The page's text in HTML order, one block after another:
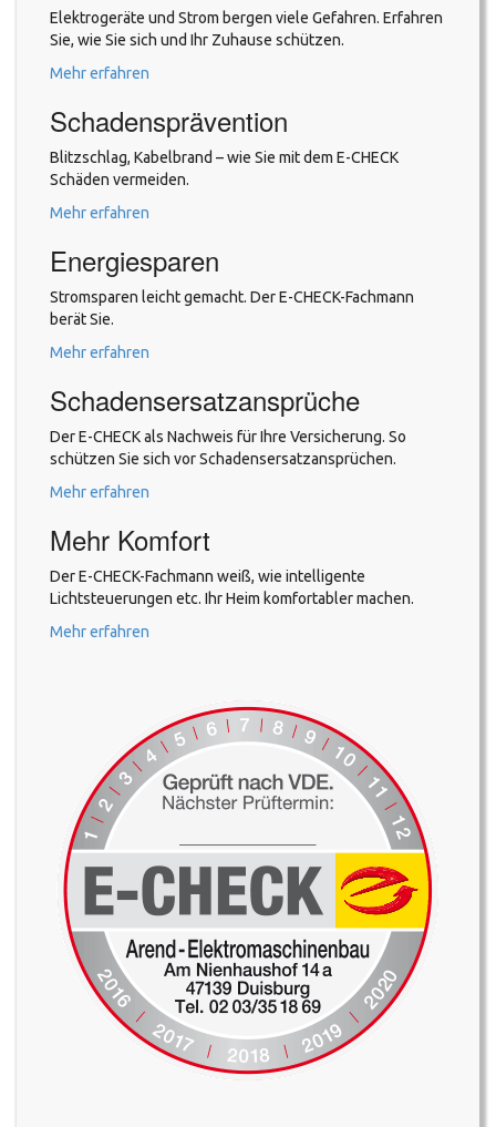
Elektrogeräte und Strom bergen viele Gefahren. Erfahren
Sie, wie Sie sich und Ihr Zuhause schützen.
Mehr erfahren
Schadensprävention
Blitzschlag, Kabelbrand – wie Sie mit dem E-CHECK
Schäden vermeiden.
Mehr erfahren
Energiesparen
Stromsparen leicht gemacht. Der E-CHECK-Fachmann
berät Sie.
Mehr erfahren
Schadensersatzansprüche
Der E-CHECK als Nachweis für Ihre Versicherung. So
schützen Sie sich vor Schadensersatzansprüchen.
Mehr erfahren
Mehr Komfort
Der E-CHECK-Fachmann weiß, wie intelligente
Lichtsteuerungen etc. Ihr Heim komfortabler machen.
Mehr erfahren